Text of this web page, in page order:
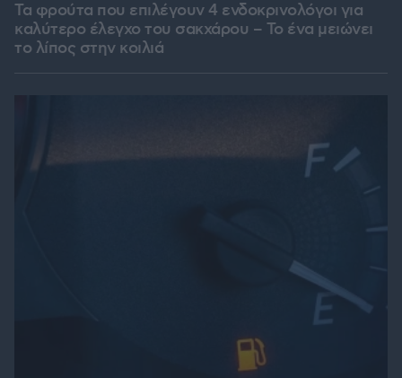
Τα φρούτα που επιλέγουν 4 ενδοκρινολόγοι για
καλύτερο έλεγχο του σακχάρου – Το ένα μειώνει
το λίπος στην κοιλιά